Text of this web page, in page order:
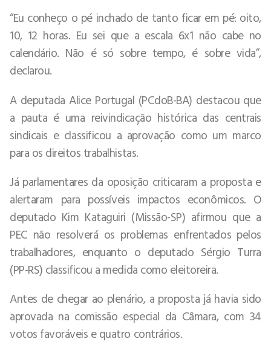
“Eu conheço o pé inchado de tanto ficar em pé: oito,
10, 12 horas. Eu sei que a escala 6x1 não cabe no
calendário. Não é só sobre tempo, é sobre vida”,
declarou.
A deputada Alice Portugal (PCdoB-BA) destacou que
a pauta é uma reivindicação histórica das centrais
sindicais e classificou a aprovação como um marco
para os direitos trabalhistas.
Já parlamentares da oposição criticaram a proposta e
alertaram para possíveis impactos econômicos. O
deputado Kim Kataguiri (Missão-SP) afirmou que a
PEC não resolverá os problemas enfrentados pelos
trabalhadores, enquanto o deputado Sérgio Turra
(PP-RS) classificou a medida como eleitoreira.
Antes de chegar ao plenário, a proposta já havia sido
aprovada na comissão especial da Câmara, com 34
votos favoráveis e quatro contrários.